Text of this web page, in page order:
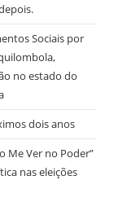
Sociais por
no estado do
dois anos
Me Ver no Poder”
nas eleições